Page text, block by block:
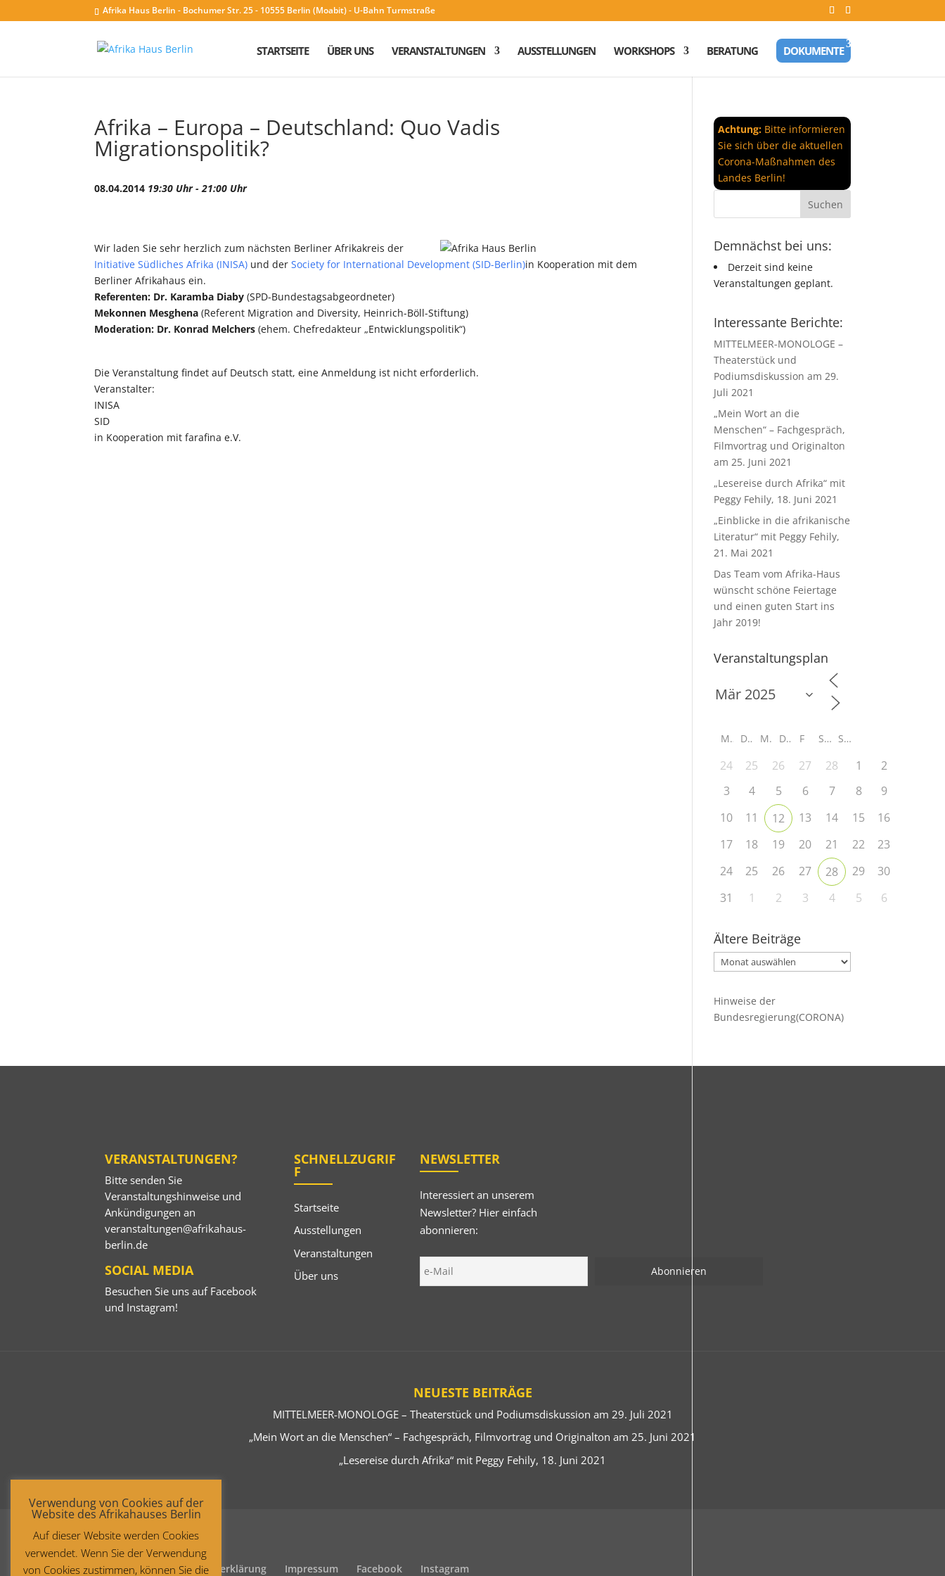
Afrika Haus Berlin - Bochumer Str. 25 - 10555 Berlin (Moabit) - U-Bahn Turmstraße
STARTSEITE ÜBER UNS VERANSTALTUNGEN AUSSTELLUNGEN WORKSHOPS BERATUNG DOKUMENTE
Afrika – Europa – Deutschland: Quo Vadis
Migrationspolitik?
08.04.2014 19:30 Uhr - 21:00 Uhr
Wir laden Sie sehr herzlich zum nächsten Berliner Afrikakreis der
Initiative Südliches Afrika (INISA) und derSociety for International Development (SID-Berlin)in Kooperation mit dem
Berliner Afrikahaus ein.
Referenten: Dr. Karamba Diaby (SPD-Bundestagsabgeordneter)
Mekonnen Mesghena (Referent Migration and Diversity, Heinrich-Böll-Stiftung)
Moderation: Dr. Konrad Melchers (ehem. Chefredakteur „Entwicklungspolitik“)
Die Veranstaltung findet auf Deutsch statt, eine Anmeldung ist nicht erforderlich.
Veranstalter:
INISA
SID
in Kooperation mit farafina e.V.
Achtung: Bitte informieren
Sie sich über die aktuellen
Corona-Maßnahmen des
Landes Berlin!
Demnächst bei uns:
Derzeit sind keine
Veranstaltungen geplant.
Interessante Berichte:
MITTELMEER-MONOLOGE –
Theaterstück und
Podiumsdiskussion am 29.
Juli 2021
„Mein Wort an die
Menschen“ – Fachgespräch,
Filmvortrag und Originalton
am 25. Juni 2021
„Lesereise durch Afrika“ mit
Peggy Fehily, 18. Juni 2021
„Einblicke in die afrikanische
Literatur“ mit Peggy Fehily,
21. Mai 2021
Das Team vom Afrika-Haus
wünscht schöne Feiertage
und einen guten Start ins
Jahr 2019!
Veranstaltungsplan
M D M D F S S
24 25 26 27 28 1
2
3
4 5 6 7 8
9
10
11 12 13 14 15
16
17
18 19 20 21 22
23
24
25 26 27 28 29
30
31
1 2 3 4 5 6
Ältere Beiträge
Ältere
Beiträge
Hinweise der
Bundesregierung(CORONA)
VERANSTALTUNGEN?
Bitte senden Sie
Veranstaltungshinweise und
Ankündigungen an
veranstaltungen@afrikahaus-
berlin.de
SOCIAL MEDIA
Besuchen Sie uns auf Facebook
und Instagram!
SCHNELLZUGRIF
F
Startseite
Ausstellungen
Veranstaltungen
Über uns
NEWSLETTER
Interessiert an unserem
Newsletter? Hier einfach
abonnieren:
NEUESTE BEITRÄGE
MITTELMEER-MONOLOGE – Theaterstück und Podiumsdiskussion am 29. Juli 2021
„Mein Wort an die Menschen“ – Fachgespräch, Filmvortrag und Originalton am 25. Juni 2021
„Lesereise durch Afrika“ mit Peggy Fehily, 18. Juni 2021
Startseite Datenschutzerklärung Impressum Facebook Instagram
Verwendung von Cookies auf der
Website des Afrikahauses Berlin
Auf dieser Website werden Cookies
verwendet. Wenn Sie der Verwendung
von Cookies zustimmen, können Sie die